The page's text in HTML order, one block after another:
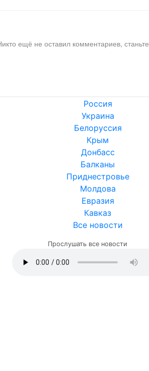
ещё не оставил комментариев,
Россия
Украина
Белоруссия
Крым
Донбасс
Балканы
Приднестровье
Молдова
Евразия
Кавказ
Все новости
Прослушать все новости